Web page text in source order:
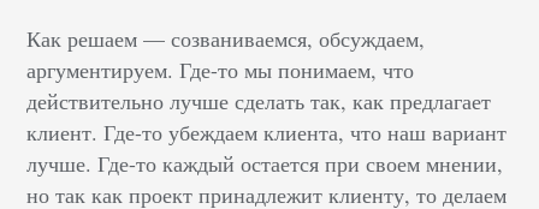
Как решаем — созваниваемся, обсуждаем,
аргументируем. Где-то мы понимаем, что
действительно лучше сделать так, как предлагает
клиент. Где-то убеждаем клиента, что наш вариант
лучше. Где-то каждый остается при своем мнении,
но так как проект принадлежит клиенту, то делаем